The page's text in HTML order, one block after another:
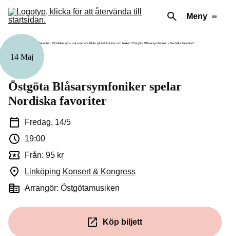
Meny
14 Maj
Östgöta Blåsarsymfoniker spelar
Nordiska favoriter
Fredag, 14/5
19:00
Från: 95 kr
Linköping Konsert & Kongress
Arrangör: Östgötamusiken
Köp biljett
(Öppnas i ett nytt fönster)